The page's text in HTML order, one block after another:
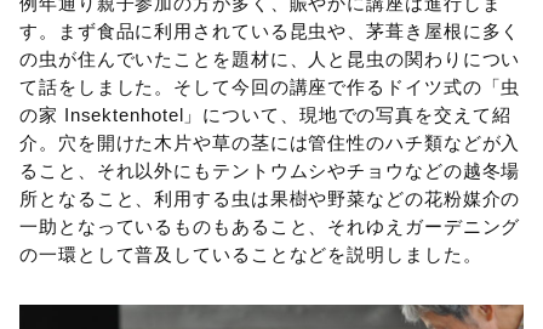
す。まず食品に利用されている昆虫や、茅葺き屋根に多く
の虫が住んでいたことを題材に、人と昆虫の関わりについ
て話をしました。そして今回の講座で作るドイツ式の「虫
の家 Insektenhotel」について、現地での写真を交えて紹
介。穴を開けた木片や草の茎には管住性のハチ類などが入
ること、それ以外にもテントウムシやチョウなどの越冬場
所となること、利用する虫は果樹や野菜などの花粉媒介の
一助となっているものもあること、それゆえガーデニング
の一環として普及していることなどを説明しました。